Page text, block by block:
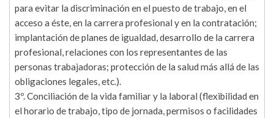
para evitar la discriminación en el puesto de trabajo, en el
acceso a éste, en la carrera profesional y en la contratación;
implantación de planes de igualdad, desarrollo de la carrera
profesional, relaciones con los representantes de las
personas trabajadoras; protección de la salud más allá de las
obligaciones legales, etc.).
3º. Conciliación de la vida familiar y la laboral (flexibilidad en
el horario de trabajo, tipo de jornada, permisos o facilidades